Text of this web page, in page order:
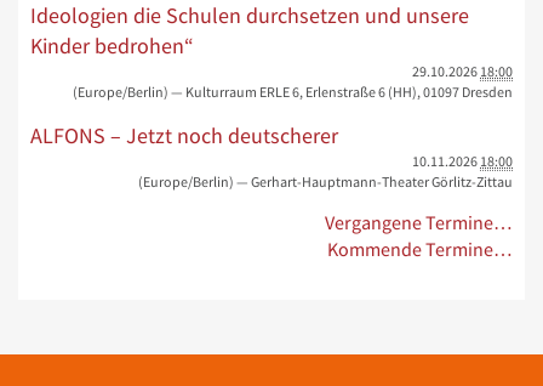
Ideologien die Schulen durchsetzen und unsere
Kinder bedrohen“
29.10.2026 18:00
(Europe/Berlin) — Kulturraum ERLE 6, Erlenstraße 6 (HH), 01097 Dresden
ALFONS – Jetzt noch deutscherer
10.11.2026 18:00
(Europe/Berlin) — Gerhart-Hauptmann-Theater Görlitz-Zittau
Vergangene Termine…
Kommende Termine…